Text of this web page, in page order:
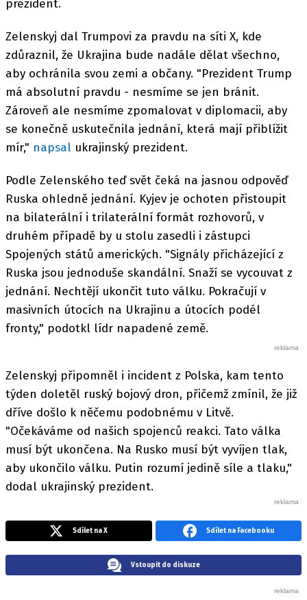
prezident.
Zelenskyj dal Trumpovi za pravdu na síti X, kde
zdůraznil, že Ukrajina bude nadále dělat všechno,
aby ochránila svou zemi a občany. "Prezident Trump
má absolutní pravdu - nesmíme se jen bránit.
Zároveň ale nesmíme zpomalovat v diplomacii, aby
se konečně uskutečnila jednání, která mají přiblížit
mír," napsal ukrajinský prezident.
Podle Zelenského teď svět čeká na jasnou odpověď
Ruska ohledně jednání. Kyjev je ochoten přistoupit
na bilaterální i trilaterální formát rozhovorů, v
druhém případě by u stolu zasedli i zástupci
Spojených států amerických. "Signály přicházející z
Ruska jsou jednoduše skandální. Snaží se vycouvat z
jednání. Nechtějí ukončit tuto válku. Pokračují v
masivních útocích na Ukrajinu a útocích podél
fronty," podotkl lídr napadené země.
Zelenskyj připomněl i incident z Polska, kam tento
týden doletěl ruský bojový dron, přičemž zmínil, že již
dříve došlo k něčemu podobnému v Litvě.
"Očekáváme od našich spojenců reakci. Tato válka
musí být ukončena. Na Rusko musí být vyvíjen tlak,
aby ukončilo válku. Putin rozumí jedině síle a tlaku,"
dodal ukrajinský prezident.
Sdílet na X Sdílet na Facebooku
Vstoupit do diskuze